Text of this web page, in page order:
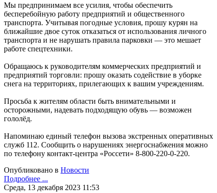
Мы предпринимаем все усилия, чтобы обеспечить
бесперебойную работу предприятий и общественного
транспорта. Учитывая погодные условия, прошу курян на
ближайшие двое суток отказаться от использования личного
транспорта и не нарушать правила парковки — это мешает
работе спецтехники.
Обращаюсь к руководителям коммерческих предприятий и
предприятий торговли: прошу оказать содействие в уборке
снега на территориях, прилегающих к вашим учреждениям.
Просьба к жителям области быть внимательными и
осторожными, надевать подходящую обувь — возможен
гололёд.
Напоминаю единый телефон вызова экстренных оперативных
служб 112. Сообщить о нарушениях энергоснабжения можно
по телефону контакт-центра «Россети» 8-800-220-0-220.
Опубликовано в Новости
Подробнее ...
Среда, 13 декабря 2023 11:53